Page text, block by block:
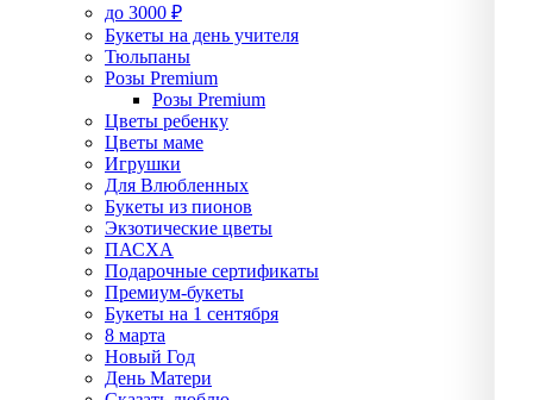
до 3000 ₽
Букеты на день учителя
Тюльпаны
Розы Premium
Розы Premium
Цветы ребенку
Цветы маме
Игрушки
Для Влюбленных
Букеты из пионов
Экзотические цветы
ПАСХА
Подарочные сертификаты
Премиум-букеты
Букеты на 1 сентября
8 марта
Новый Год
День Матери